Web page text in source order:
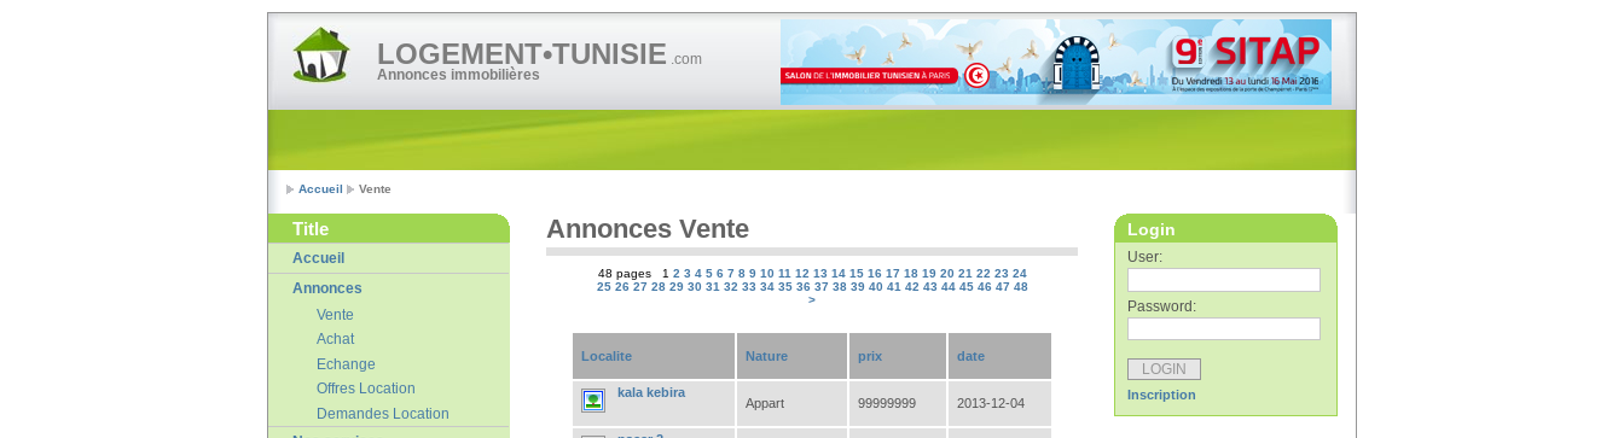
LOGEMENT•TUNISIE .com
Annonces immobilières
Accueil Vente
Title
Accueil
Annonces
Vente
Achat
Echange
Offres Location
Demandes Location
Annonces Vente
48 pages 1 2 3 4 5 6 7 8 9 10 11 12 13 14 15 16 17 18 19 20 21 22 23 24
25 26 27 28 29 30 31 32 33 34 35 36 37 38 39 40 41 42 43 44 45 46 47 48
>
Localite Nature prix date
kala kebira
Appart 99999999 2013-12-04
Login
User:
Password:
Inscription